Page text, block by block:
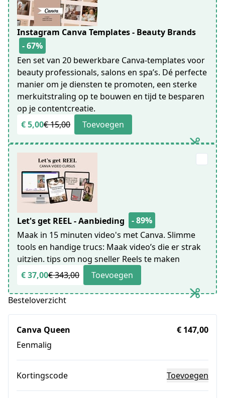
Instagram Canva Templates - Beauty Brands
- 67%
Een set van 20 bewerkbare Canva-templates voor
beauty professionals, salons en spa’s. Dé perfecte
manier om je diensten te promoten, een sterke
merkuitstraling op te bouwen en tijd te besparen
op je contentcreatie.
€ 5,00€ 15,00 Toevoegen
Let's get REEL - Aanbieding
- 89%
Maak in 15 minuten video's met Canva. Slimme
tools en handige trucs: Maak video’s die er strak
uitzien. tips om nog sneller Reels te maken
€ 37,00€ 343,00 Toevoegen
Besteloverzicht
Canva Queen
Eenmalig
€ 147,00
Kortingscode Toevoegen